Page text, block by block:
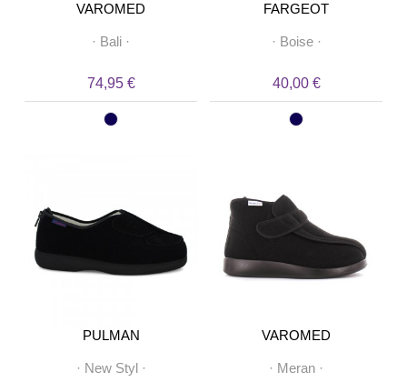
VAROMED
· Bali ·
74,95 €
FARGEOT
· Boise·
40,00 €
PULMAN
· New Styl·
VAROMED
· Meran ·